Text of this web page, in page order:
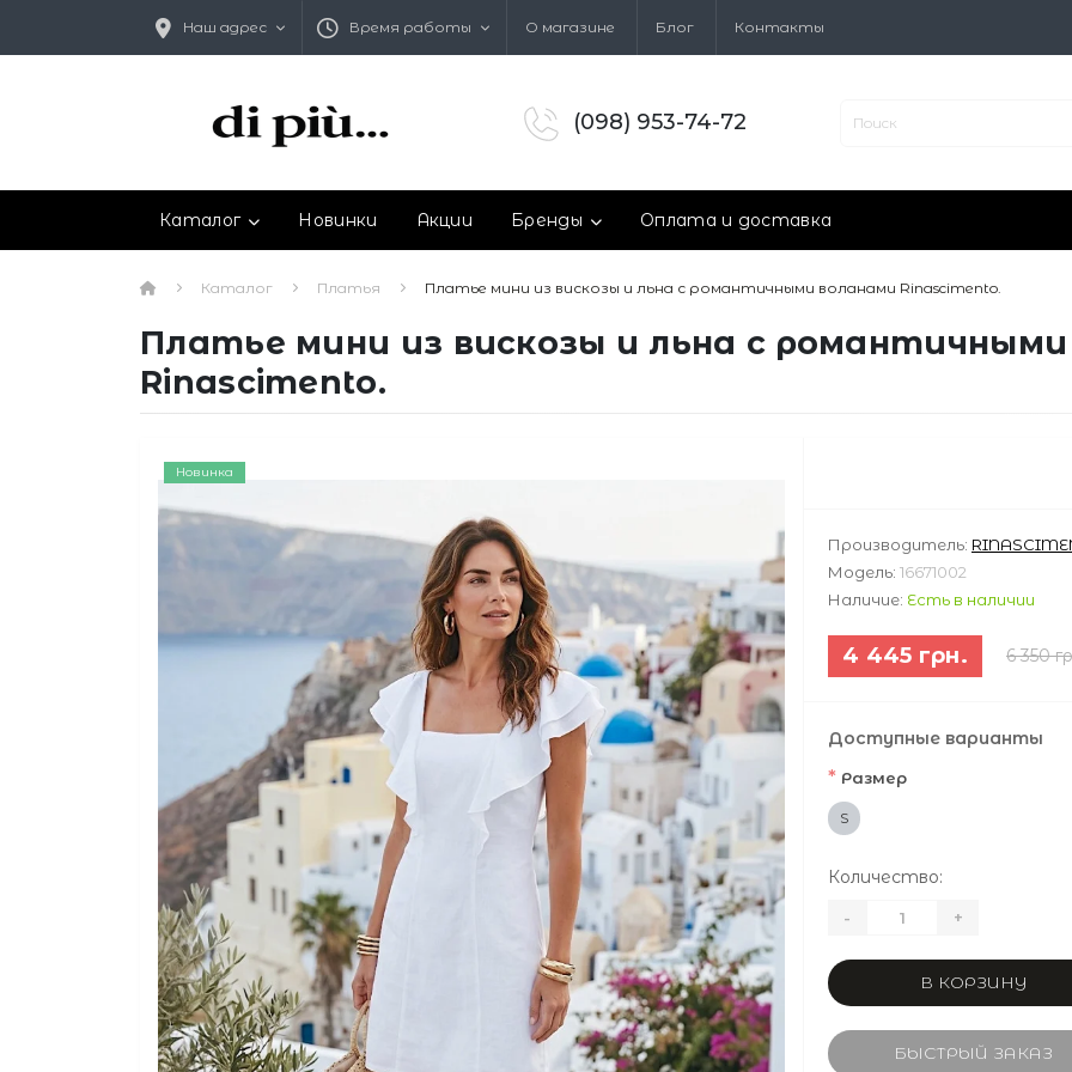
Наш адрес Время работы О магазине Блог Контакты
(098) 953-74-72
Каталог Новинки Акции Бренды Оплата и доставка
Каталог Платья Платье мини из вискозы и льна с романтичными воланами Rinascimento.
Платье мини из вискозы и льна с
Rinascimento.
Новинка
Производитель:
Модель: 16671002
Наличие: Есть в наличии
4 445 грн. 6 350
Доступные варианты
* Размер
S
Количество:
- +
В КОРЗИНУ
БЫСТРЫЙ ЗАКАЗ